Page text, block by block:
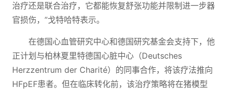
治疗还是联合治疗，它都能恢复舒张功能并限制进一步器
官损伤，”戈特哈特表示。
在德国心血管研究中心和德国研究基金会支持下，他
正计划与柏林夏里特德国心脏中心（Deutsches
Herzzentrum der Charité）的同事合作，将该疗法推向
HFpEF患者。但在临床转化前，该治疗策略将在猪模型